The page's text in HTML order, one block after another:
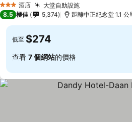
3 星級 酒店 大堂自助設施
8.5 極佳 5,374 距離中正紀念堂 1.1 公
低至 $274
查看 7 個網站的價格